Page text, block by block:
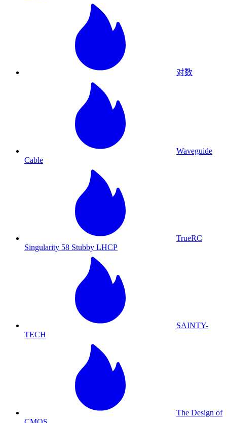
对数
Waveguide
Cable
TrueRC
Singularity 58 Stubby LHCP
SAINTY-
TECH
The Design of